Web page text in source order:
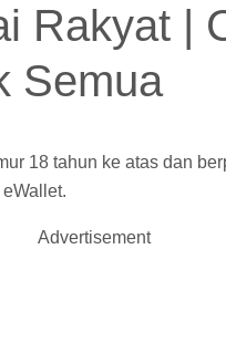
Rakyat |
Semua
18 tahun ke atas dan
Advertisement